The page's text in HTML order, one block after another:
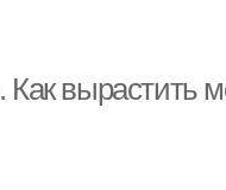
вырастить